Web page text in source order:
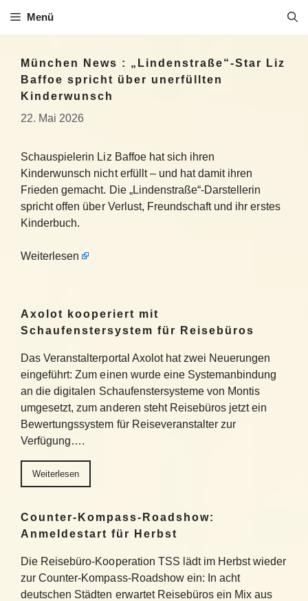
Inhalt
Menü
München News : „Lindenstraße“-Star Liz
Baffoe spricht über unerfüllten
Kinderwunsch
22. Mai 2026
Schauspielerin Liz Baffoe hat sich ihren
Kinderwunsch nicht erfüllt – und hat damit ihren
Frieden gemacht. Die „Lindenstraße“-Darstellerin
spricht offen über Verlust, Freundschaft und ihr erstes
Kinderbuch.
Weiterlesen
Axolot kooperiert mit
Schaufenstersystem für Reisebüros
Das Veranstalterportal Axolot hat zwei Neuerungen
eingeführt: Zum einen wurde eine Systemanbindung
an die digitalen Schaufenstersysteme von Montis
umgesetzt, zum anderen steht Reisebüros jetzt ein
Bewertungssystem für Reiseveranstalter zur
Verfügung….
Weiterlesen
Counter-Kompass-Roadshow:
Anmeldestart für Herbst
Die Reisebüro-Kooperation TSS lädt im Herbst wieder
zur Counter-Kompass-Roadshow ein: In acht
deutschen Städten erwartet Reisebüros ein Mix aus